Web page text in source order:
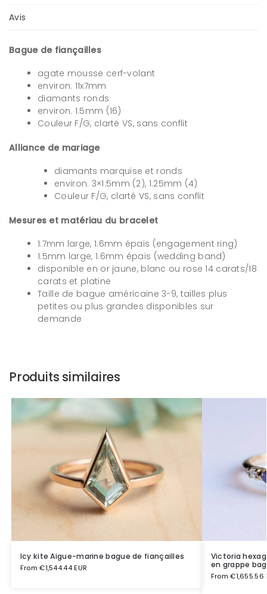
Avis
Bague de fiançailles
agate mousse cerf-volant
environ. 11x7mm
diamants ronds
environ. 1.5mm (16)
Couleur F/G, clarté VS, sans conflit
Alliance de mariage
diamants marquise et ronds
environ. 3×1.5mm (2), 1.25mm (4)
Couleur F/G, clarté VS, sans conflit
Mesures et matériau du bracelet
1.7mm large, 1.6mm épais (engagement ring)
1.5mm large, 1.6mm épais (wedding band)
disponible en or jaune, blanc ou rose 14 carats/18
carats et platine
Taille de bague américaine 3-9, tailles plus
petites ou plus grandes disponibles sur
demande
Produits similaires
Icy kite Aigue-marine bague de fiançailles
From€1,544.44 EUR
Victoria
en grappe
From€1,655.56